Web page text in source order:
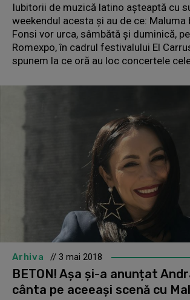
Iubitorii de muzică latino așteaptă cu
weekendul acesta și au de ce: Maluma
Fonsi vor urca, sâmbătă și duminică,
Romexpo, în cadrul festivalului El
spunem la ce oră au loc concertele
Arhiva // 3 mai 2018
BETON! Așa și-a anunțat
cânta pe aceeași scenă cu